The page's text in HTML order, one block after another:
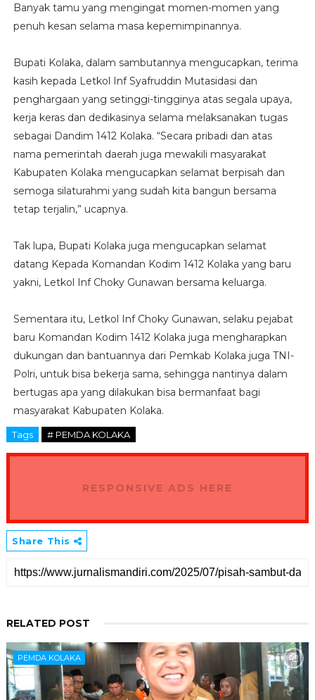
Banyak tamu yang mengingat momen-momen yang
penuh kesan selama masa kepemimpinannya.
Bupati Kolaka, dalam sambutannya mengucapkan, terima
kasih kepada Letkol Inf Syafruddin Mutasidasi dan
penghargaan yang setinggi-tingginya atas segala upaya,
kerja keras dan dedikasinya selama melaksanakan tugas
sebagai Dandim 1412 Kolaka. “Secara pribadi dan atas
nama pemerintah daerah juga mewakili masyarakat
Kabupaten Kolaka mengucapkan selamat berpisah dan
semoga silaturahmi yang sudah kita bangun bersama
tetap terjalin,” ucapnya.
Tak lupa, Bupati Kolaka juga mengucapkan selamat
datang Kepada Komandan Kodim 1412 Kolaka yang baru
yakni, Letkol Inf Choky Gunawan bersama keluarga.
Sementara itu, Letkol Inf Choky Gunawan, selaku pejabat
baru Komandan Kodim 1412 Kolaka juga mengharapkan
dukungan dan bantuannya dari Pemkab Kolaka juga TNI-
Polri, untuk bisa bekerja sama, sehingga nantinya dalam
bertugas apa yang dilakukan bisa bermanfaat bagi
masyarakat Kabupaten Kolaka.
Tags # PEMDA KOLAKA
RESPONSIVE ADS HERE
Share This
RELATED POST
PEMDA KOLAKA